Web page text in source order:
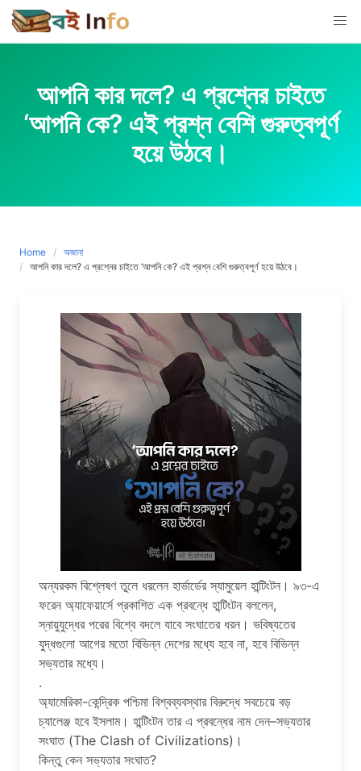
Skip
to
content
আপনি কার দলে? এ প্রশ্নের চাইতে
‘আপনি কে? এই প্রশ্ন বেশি গুরুত্বপূর্ণ
হয়ে উঠবে।
Home
অজানা
আপনি কার দলে? এ প্রশ্নের চাইতে ‘আপনি কে? এই প্রশ্ন বেশি গুরুত্বপূর্ণ হয়ে উঠবে।
অন্যরকম বিশ্লেষণ তুলে ধরলেন হার্ভার্ডের স্যামুয়েল হান্টিংটন। ৯৩-এ
ফরেন অ্যাফেয়ার্সে প্রকাশিত এক প্রবন্ধে হান্টিংটন বললেন,
স্নায়ুযুদ্ধের পরের বিশ্বে বদলে যাবে সংঘাতের ধরন। ভবিষ্যতের
যুদ্ধগুলো আগের মতো বিভিন্ন দেশের মধ্যে হবে না, হবে বিভিন্ন
সভ্যতার মধ্যে।
.
অ্যামেরিকা-কেন্দ্রিক পশ্চিমা বিশ্বব্যবস্থার বিরুদ্ধে সবচেয়ে বড়
চ্যালেঞ্জ হবে ইসলাম। হান্টিংটন তার এ প্রবন্ধের নাম দেন–সভ্যতার
সংঘাত (The Clash of Civilizations)।
কিন্তু কেন সভ্যতার সংঘাত?